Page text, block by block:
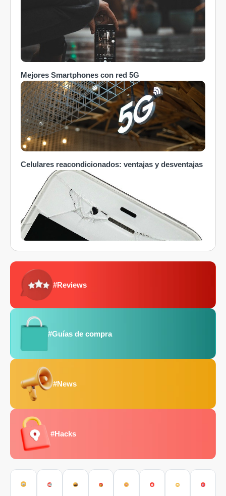
Mejores Smartphones con red 5G
Celulares reacondicionados: ventajas y desventajas
#Reviews
#Guías de compra
#News
#Hacks